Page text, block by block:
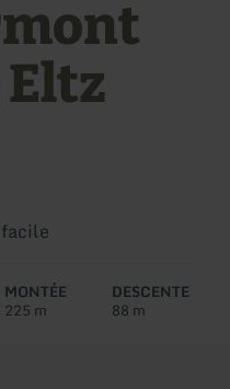
MONTÉE
225 m
DESCENTE
88 m